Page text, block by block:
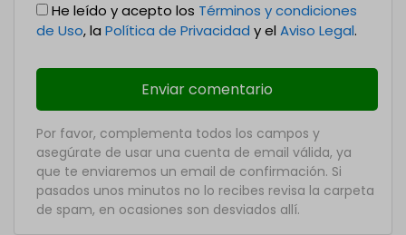
He leído y acepto los Términos y condiciones
de Uso, la Política de Privacidad y el Aviso Legal.
Por favor, complementa todos los campos y
asegúrate de usar una cuenta de email válida, ya
que te enviaremos un email de confirmación. Si
pasados unos minutos no lo recibes revisa la carpeta
de spam, en ocasiones son desviados allí.